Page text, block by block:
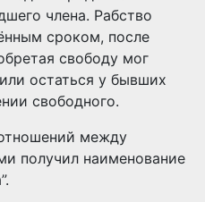
члена. Рабство
сроком, после
свободу мог
остаться у бывших
свободного.
между
получил наименование